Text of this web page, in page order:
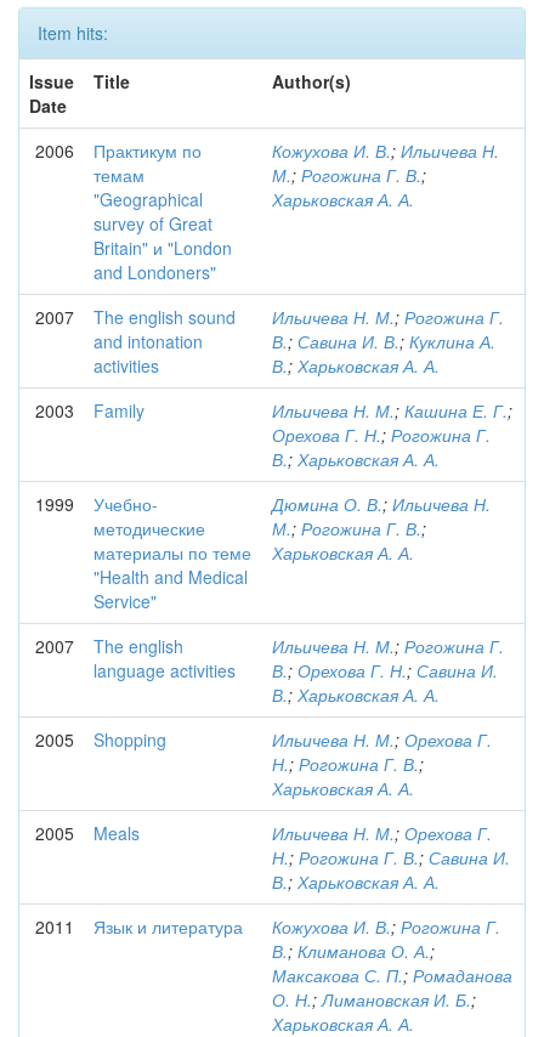
Item hits:
Issue
Date
Title Author(s)
2006
Практикум по
темам
"Geographical
survey of Great
Britain" и "London
and Londoners"
Кожухова И. В.; Ильичева Н.
М.; Рогожина Г. В.;
Харьковская А. А.
2007
The english sound
and intonation
activities
Ильичева Н. М.; Рогожина Г.
В.; Савина И. В.; Куклина А.
В.; Харьковская А. А.
2003
Family Ильичева Н. М.; Кашина Е. Г.;
Орехова Г. Н.; Рогожина Г.
В.; Харьковская А. А.
1999
Учебно-
методические
материалы по теме
"Health and Medical
Service"
Дюмина О. В.; Ильичева Н.
М.; Рогожина Г. В.;
Харьковская А. А.
2007
The english
language activities
Ильичева Н. М.; Рогожина Г.
В.; Орехова Г. Н.; Савина И.
В.; Харьковская А. А.
2005
Shopping Ильичева Н. М.; Орехова Г.
Н.; Рогожина Г. В.;
Харьковская А. А.
2005
Meals Ильичева Н. М.; Орехова Г.
Н.; Рогожина Г. В.; Савина И.
В.; Харьковская А. А.
2011
Язык и литература Кожухова И. В.; Рогожина Г.
В.; Климанова О. А.;
Максакова С. П.; Ромаданова
О. Н.;Лимановская И. Б.;
Харьковская А. А.